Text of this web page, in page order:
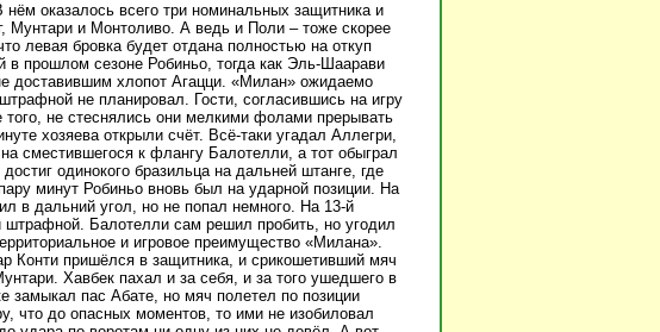
оказалось всего три номинальных защитника и
Мунтари и Монтоливо. А ведь и Поли – тоже скорее
левая бровка будет отдана полностью на откуп
в прошлом сезоне Робиньо, тогда как Эль-Шаарави
доставившим хлопот Агацци. «Милан» ожидаемо
не планировал. Гости, согласившись на игру
не стеснялись они мелкими фолами прерывать
хозяева открыли счёт. Всё-таки угадал Аллегри,
сместившегося к флангу Балотелли, а тот обыграл
одинокого бразильца на дальней штанге, где
минут Робиньо вновь был на ударной позиции. На
в дальний угол, но не попал немного. На 13-й
Балотелли сам решил пробить, но угодил
и игровое преимущество «Милана».
Конти пришёлся в защитника, и срикошетивший мяч
Хавбек пахал и за себя, и за того ушедшего в
замыкал пас Абате, но мяч полетел по позиции
что до опасных моментов, то ими не изобиловал